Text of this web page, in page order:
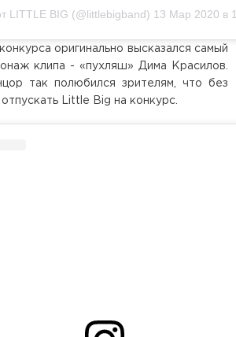
LITTLE BIG (@littlebigband) 13 Мар 2020 в
оригинально высказался самый
клипа - «пухляш» Дима Красилов.
так полюбился зрителям, что без
Little Big на конкурс.